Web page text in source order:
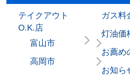
テイクアウト
O.K.店
富山市
高岡市
ガス料
灯油価
お薦め
お知ら